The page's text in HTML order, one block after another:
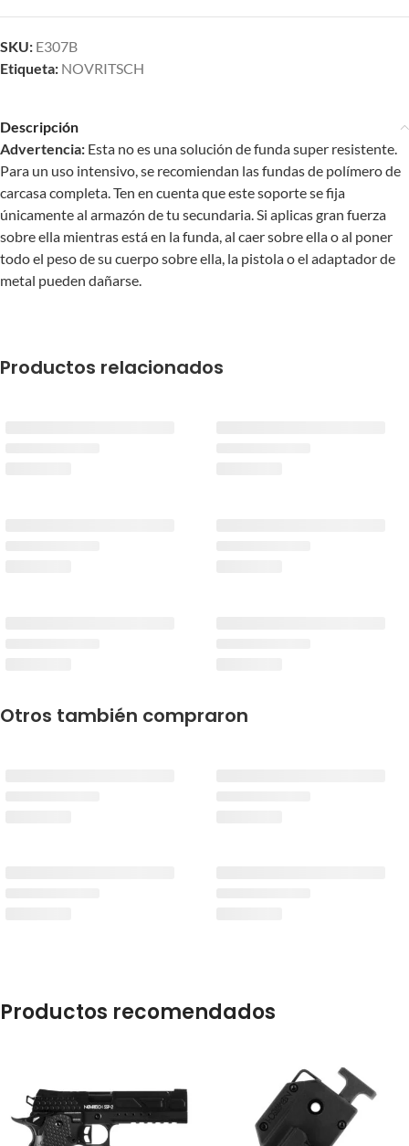
SKU: E307B
Etiqueta: NOVRITSCH
Descripción
Advertencia: Esta no es una solución de funda super resistente.
Para un uso intensivo, se recomiendan las fundas de polímero de
carcasa completa. Ten en cuenta que este soporte se fija
únicamente al armazón de tu secundaria. Si aplicas gran fuerza
sobre ella mientras está en la funda, al caer sobre ella o al poner
todo el peso de su cuerpo sobre ella, la pistola o el adaptador de
metal pueden dañarse.
Productos relacionados
Otros también compraron
Productos recomendados